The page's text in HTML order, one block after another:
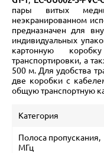
пары витых
неэкранированном
предназначен для
индивидуальных
картонную
транспортировки, а
500 м. Для удобства
две коробки с
общую транспортную
Категория
Полоса пропускания,
МГц